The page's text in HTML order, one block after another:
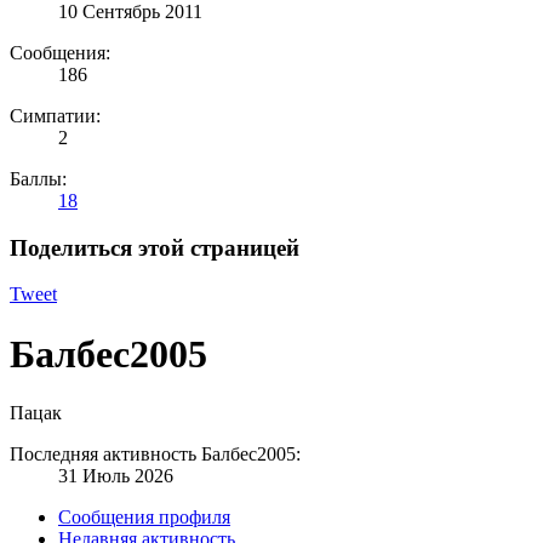
10 Сентябрь 2011
Сообщения:
186
Симпатии:
2
Баллы:
18
Поделиться этой страницей
Tweet
Балбес2005
Пацак
Последняя активность Балбес2005:
31 Июль 2026
Сообщения профиля